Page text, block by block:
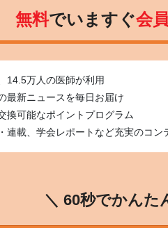
無料でいますぐ会
14.5万人の医師が利用
最新ニュースを毎日お届け
換可能なポイントプログラム
連載、学会レポートなど充実のコン
＼ 60秒でかんた